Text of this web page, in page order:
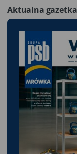
Aktualna gazetka